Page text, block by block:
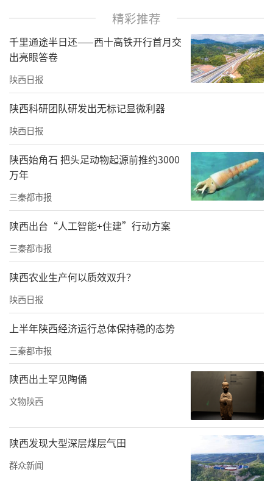
铸牢政治忠诚，把准办学治校前行航向
作为本地区同类院校中唯一一家获评陕西高校
先进校级党委的高校，长期以来，西安欧亚学
院党委坚持以习近平新时代中国特色社会主义
思想为根本遵循，对标新时代党的建设总要
求，坚守“为党育人、为国育才”初心使命，
将党的全面领导融入办学治校顶层设计、人才
培养全过程、改革发展各领域。统筹推进基层
党组织标准化、规范化、特色化建设，以高质
量党建引领中国一流国际化应用型本科高校建
设，走出了一条特色鲜明、成效突出的民办高
校党建育人之路。
学校始终将政治建设摆在党建工作首要位置，
固化“第一议题”常态化学习机制，以实干实
精彩推荐
千里通途半日还——西十高铁开行首月交
出亮眼答卷
陕西日报
陕西科研团队研发出无标记显微利器
陕西日报
陕西始角石 把头足动物起源前推约3000
万年
三秦都市报
陕西出台“人工智能+住建”行动方案
三秦都市报
陕西农业生产何以质效双升？
陕西日报
上半年陕西经济运行总体保持稳的态势
三秦都市报
陕西出土罕见陶俑
文物陕西
陕西发现大型深层煤层气田
群众新闻